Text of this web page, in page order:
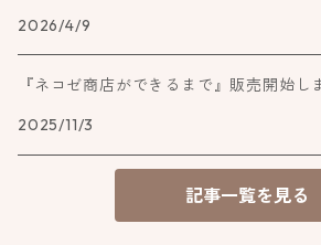
2026/4/9
『ネコゼ商店ができるまで』販売開始し
2025/11/3
記事一覧を見る